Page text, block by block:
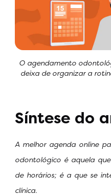
O agendamento
deixa de organizar a
Síntese do
A melhor agenda online
odontológico é aquela
de horários; é a que se
clínica.